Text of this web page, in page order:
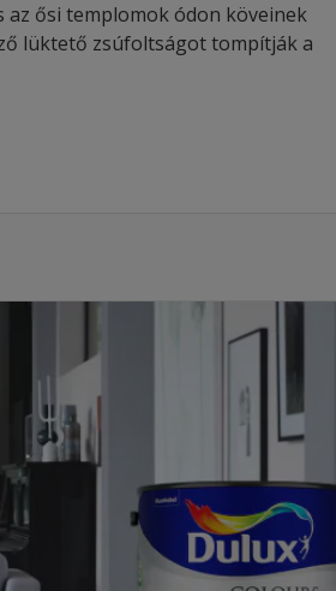
az ősi templomok ódon köveinek
lüktető zsúfoltságot tompítják a